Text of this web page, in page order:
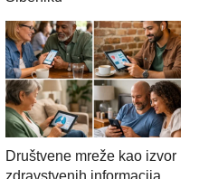
Društvene mreže kao izvor